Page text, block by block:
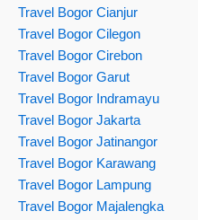
Travel Bogor Cianjur
Travel Bogor Cilegon
Travel Bogor Cirebon
Travel Bogor Garut
Travel Bogor Indramayu
Travel Bogor Jakarta
Travel Bogor Jatinangor
Travel Bogor Karawang
Travel Bogor Lampung
Travel Bogor Majalengka